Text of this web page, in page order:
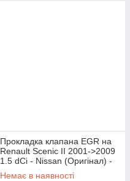
Прокладка клапана EGR на
Renault Scenic II 2001->2009
1.5 dCi - Nissan (Оригінал) -
14719-BN700
Немає в наявності